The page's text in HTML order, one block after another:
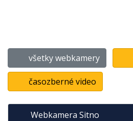
všetky webkamery
časozberné video
Webkamera Sitno